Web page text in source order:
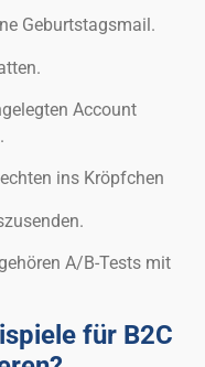
Geburtstagsmail.
Account
ins Kröpfchen
A/B-Tests mit
für B2C